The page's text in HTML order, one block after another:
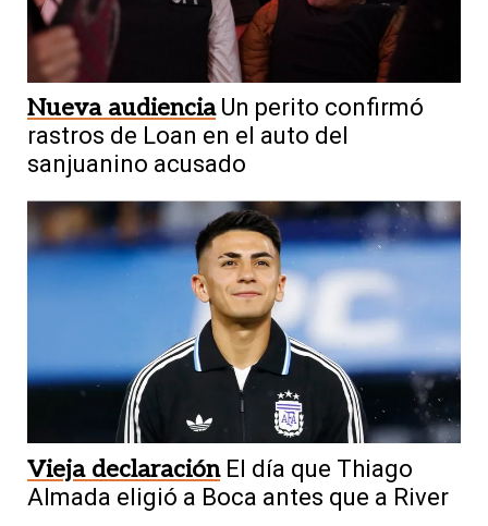
Nueva audiencia Un perito confirmó
rastros de Loan en el auto del
sanjuanino acusado
Vieja declaración El día que Thiago
Almada eligió a Boca antes que a River